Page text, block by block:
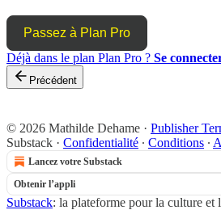
Passez à Plan Pro
Déjà dans le plan Plan Pro ? Se
Précédent
© 2026 Mathilde Dehame · Publisher
Substack · Confidentialité ∙ Conditions ∙
Lancez votre Substack
Obtenir l’appli
Substack: la plateforme pour la culture et